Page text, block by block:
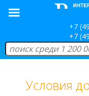
+7
+7
Условия